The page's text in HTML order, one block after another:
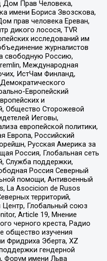
Дом Прав Человека,
имени Бориса Звозскова,
прав человека Ереван,
дикого лосося, TVR
исследований им
журналистов
свободную Россию,
Международная
ИстЧам Финланд,
Европейский
и
Общество Сторожевой
Иеговы,
европейской политики,
Европа, Российский
Русская Америка за
Россия, Глобальная сеть
Служба поддержки,
Россия Северный
помощи, Антивоенный
La Asocicion de Rusos
территорий,
Центр, Глобальный союз
Article 19, Мнение
черного креста, Радио
общество изучения
Фридриха Эберта, XZ
гендерной
Форум имени Льва